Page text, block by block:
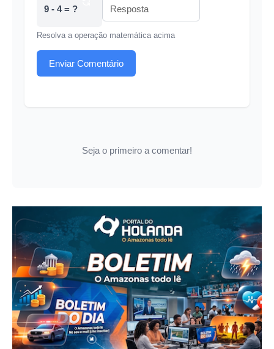
9 - 4 = ?
Resolva a operação matemática acima
Enviar Comentário
Seja o primeiro a comentar!